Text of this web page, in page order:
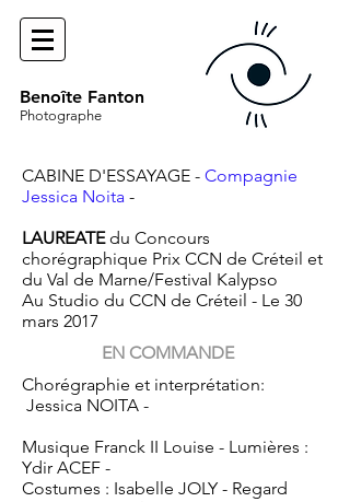
Benoîte Fanton
Photographe
CABINE D'ESSAYAGE - Compagnie
Jessica Noita -
LAUREATEdu Concours
chorégraphique Prix CCN de Créteil et
du Val de Marne/Festival Kalypso
Au Studio du CCN de Créteil - Le 30
mars 2017
EN COMMANDE
Chorégraphie et interprétation:
Jessica NOITA -
Musique Franck II Louise - Lumières :
Ydir ACEF -
Costumes : Isabelle JOLY - Regard